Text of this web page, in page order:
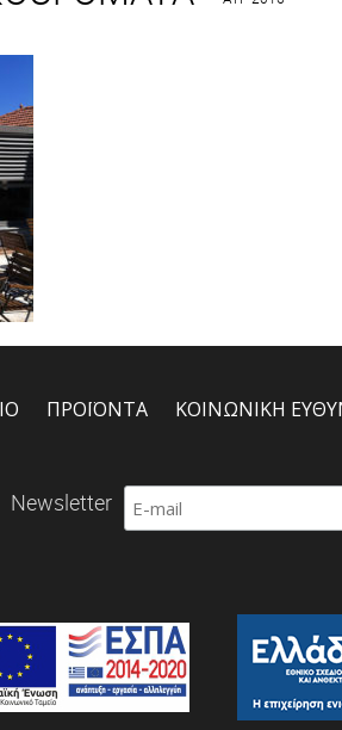
ΠΡΟΪΟΝΤΑ ΚΟΙΝΩΝΙΚΗ
Newsletter